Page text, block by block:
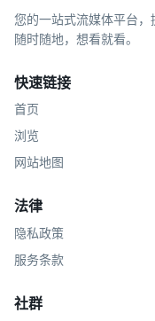
您的一站式流媒体平台，
随时随地，想看就看。
快速链接
首页
浏览
网站地图
法律
隐私政策
服务条款
社群